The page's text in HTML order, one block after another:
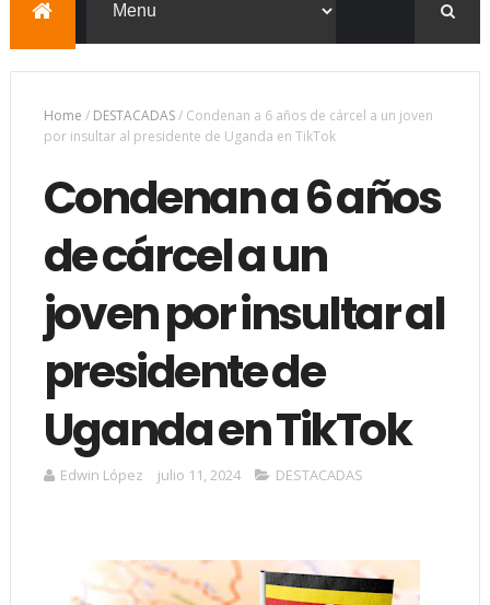
Home / DESTACADAS/ Condenan a 6 años de cárcel a un joven
por insultar al presidente de Uganda en TikTok
Condenan a 6 años
de cárcel a un
joven por insultar al
presidente de
Uganda en TikTok
Edwin López julio 11, 2024 DESTACADAS